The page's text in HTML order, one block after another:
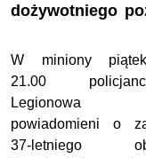
dożywotniego
W miniony
21.00
Legionowa
powiadomieni o
37-letniego